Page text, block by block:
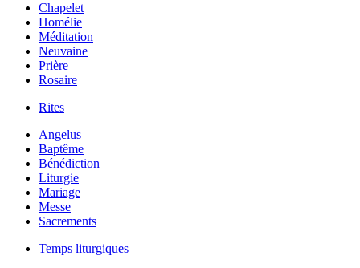
Chapelet
Homélie
Méditation
Neuvaine
Prière
Rosaire
Rites
Angelus
Baptême
Bénédiction
Liturgie
Mariage
Messe
Sacrements
Temps liturgiques